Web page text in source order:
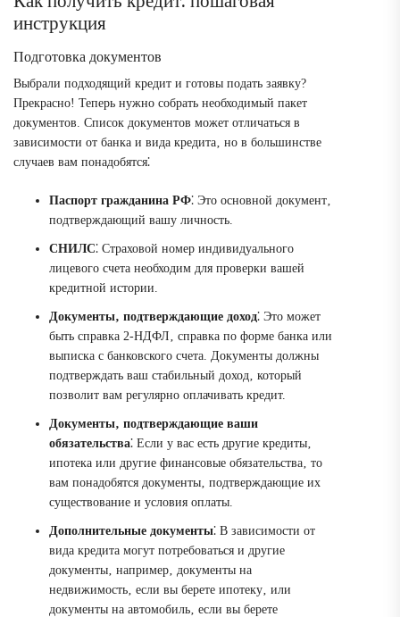
инструкция
Подготовка документов
Выбрали подходящий кредит и готовы подать заявку?
Прекрасно! Теперь нужно собрать необходимый пакет
документов. Список документов может отличаться в
зависимости от банка и вида кредита‚ но в большинстве
случаев вам понадобятся⁚
Паспорт гражданина РФ⁚ Это основной документ‚
подтверждающий вашу личность.
СНИЛС⁚ Страховой номер индивидуального
лицевого счета необходим для проверки вашей
кредитной истории.
Документы‚ подтверждающие доход⁚ Это может
быть справка 2-НДФЛ‚ справка по форме банка или
выписка с банковского счета. Документы должны
подтверждать ваш стабильный доход‚ который
позволит вам регулярно оплачивать кредит.
Документы‚ подтверждающие ваши
обязательства⁚ Если у вас есть другие кредиты‚
ипотека или другие финансовые обязательства‚ то
вам понадобятся документы‚ подтверждающие их
существование и условия оплаты.
Дополнительные документы⁚ В зависимости от
вида кредита могут потребоваться и другие
документы‚ например‚ документы на
недвижимость‚ если вы берете ипотеку‚ или
документы на автомобиль‚ если вы берете